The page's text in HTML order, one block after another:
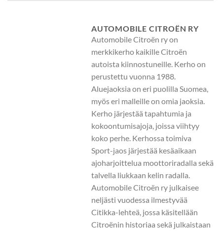
AUTOMOBILE CITROËN RY
Automobile Citroën ry on
merkkikerho kaikille Citroën
autoista kiinnostuneille. Kerho on
perustettu vuonna 1988.
Aluejaoksia on eri puolilla Suomea,
myös eri malleille on omia jaoksia.
Kerho järjestää tapahtumia ja
kokoontumisajoja, joissa viihtyy
koko perhe. Kerhossa toimiva
Sport-jaos järjestää kesäaikaan
ajoharjoittelua moottoriradalla sekä
talvella liukkaan kelin radalla.
Automobile Citroën ry julkaisee
neljästi vuodessa ilmestyvää
Citikka-lehteä, jossa käsitellään
Citroënin historiaa sekä julkaistaan